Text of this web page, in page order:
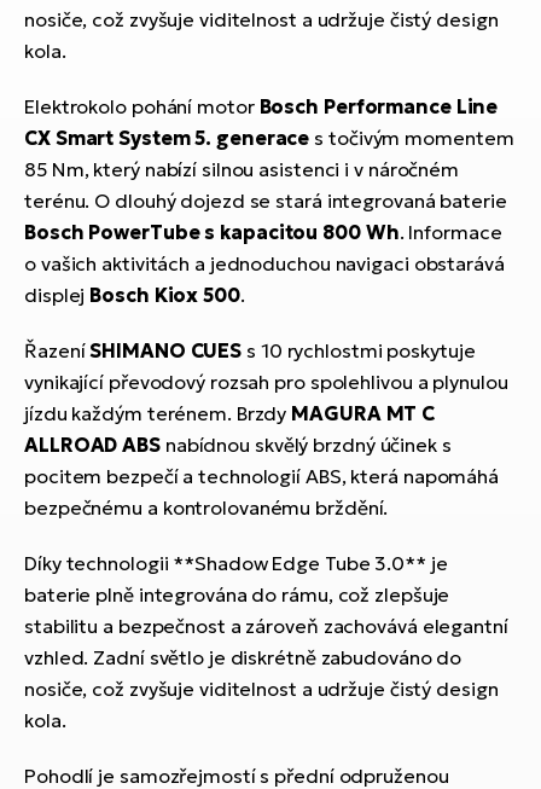
nosiče, což zvyšuje viditelnost a udržuje čistý design
kola.
Elektrokolo pohání motor Bosch Performance Line
CX Smart System 5. generace s točivým momentem
85 Nm, který nabízí silnou asistenci i v náročném
terénu. O dlouhý dojezd se stará integrovaná baterie
Bosch PowerTube s kapacitou 800 Wh. Informace
o vašich aktivitách a jednoduchou navigaci obstarává
displej Bosch Kiox 500.
ŘazeníSHIMANO CUES s 10 rychlostmi poskytuje
vynikající převodový rozsah pro spolehlivou a plynulou
jízdu každým terénem. Brzdy MAGURA MT C
ALLROAD ABSnabídnou skvělý brzdný účinek s
pocitem bezpečí a technologií ABS, která napomáhá
bezpečnému a kontrolovanému brždění.
Díky technologii **Shadow Edge Tube 3.0** je
baterie plně integrována do rámu, což zlepšuje
stabilitu a bezpečnost a zároveň zachovává elegantní
vzhled. Zadní světlo je diskrétně zabudováno do
nosiče, což zvyšuje viditelnost a udržuje čistý design
kola.
Pohodlí je samozřejmostí s přední odpruženou